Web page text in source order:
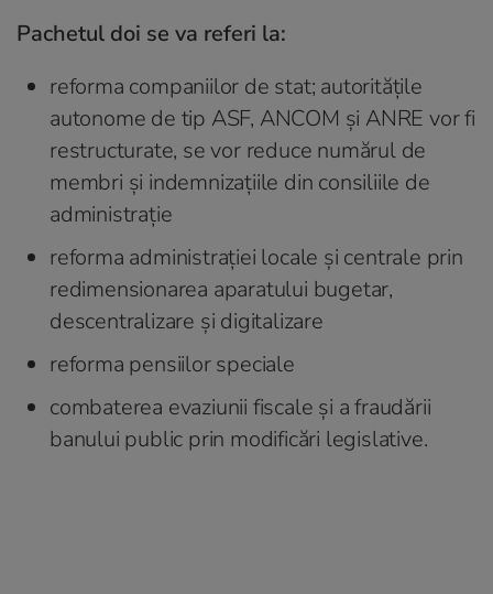
Pachetul doi se va referi la:
reforma companiilor de stat; autoritățile
autonome de tip ASF, ANCOM și ANRE vor fi
restructurate, se vor reduce numărul de
membri și indemnizațiile din consiliile de
administrație
reforma administrației locale și centrale prin
redimensionarea aparatului bugetar,
descentralizare și digitalizare
reforma pensiilor speciale
combaterea evaziunii fiscale și a fraudării
banului public prin modificări legislative.